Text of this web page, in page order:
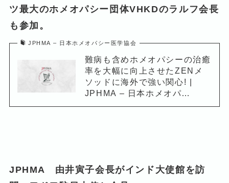
ツ最大のホメオパシー団体VHKDのラルフ会長
も参加。
JPHMA – 日本ホメオパシー医学協会
難病も含めホメオパシーの治癒
率を大幅に向上させたZENメ
ソッドに海外で強い関心! |
JPHMA – 日本ホメオパ…
JPHMA 由井寅子会長がインド大使館を訪